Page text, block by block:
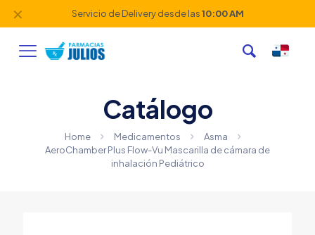
Servicio de Delivery desde las10:00 AM
✕
Catálogo
Home Medicamentos
Asma
AeroChamber Plus Flow-Vu Mascarilla de cámara de
inhalación Pediátrico